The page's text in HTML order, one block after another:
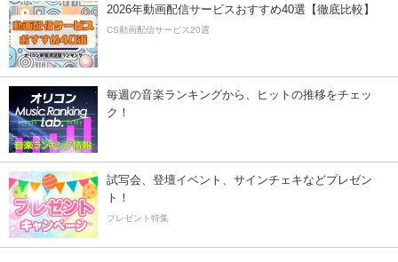
2026年動画配信サービスおすすめ40選【徹底比較】
CS動画配信サービス20選
毎週の音楽ランキングから、ヒットの推移をチェッ
ク！
試写会、登壇イベント、サインチェキなどプレゼン
ト！
プレゼント特集